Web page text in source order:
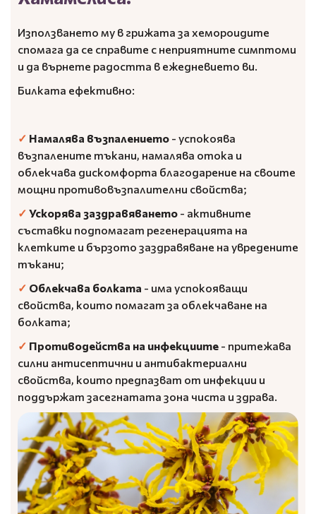
Използването му в грижата за хемороидите
спомага да се справите с неприятните симптоми
и да върнете радостта в ежедневието ви.
Билката ефективно:
✓ Намалява възпалението - успокоява
възпалените тъкани, намалява отока и
облекчава дискомфорта благодарение на своите
мощни противовъзпалителни свойства;
✓ Ускорява заздравяването - активните
съставки подпомагат регенерацията на
клетките и бързото заздравяване на увредените
тъкани;
✓ Облекчава болката - има успокояващи
свойства, които помагат за облекчаване на
болката;
✓ Противодейства на инфекциите - притежава
силни антисептични и антибактериални
свойства, които предпазват от инфекции и
поддържат засегнатата зона чиста и здрава.